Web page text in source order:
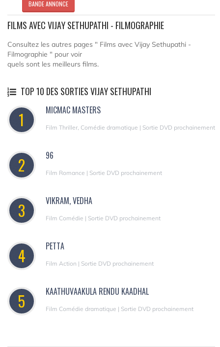
BANDE ANNONCE
FILMS AVEC VIJAY SETHUPATHI - FILMOGRAPHIE
Consultez les autres pages " Films avec Vijay Sethupathi -
Filmographie " pour voir
quels sont les meilleurs films.
TOP 10 DES SORTIES VIJAY SETHUPATHI
1 MICMAC MASTERS
Film Thriller, Comédie dramatique | Sortie DVD prochainement
2 96
Film Romance | Sortie DVD prochainement
3 VIKRAM, VEDHA
Film Comédie | Sortie DVD prochainement
4 PETTA
Film Action | Sortie DVD prochainement
5 KAATHUVAAKULA RENDU KAADHAL
Film Comédie dramatique | Sortie DVD prochainement